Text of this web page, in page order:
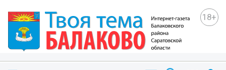
18+